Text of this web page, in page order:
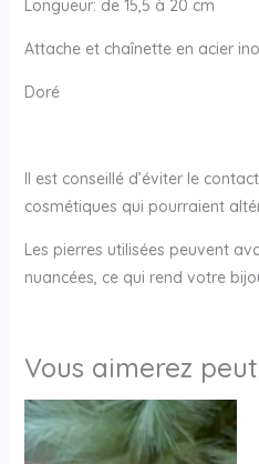
Longueur: de 15,5 à 20 cm
Attache et chaînette en acier
Doré
Il est conseillé d’éviter le
cosmétiques qui pourraient
Les pierres utilisées peuvent
nuancées, ce qui rend votre
Vous aimerez